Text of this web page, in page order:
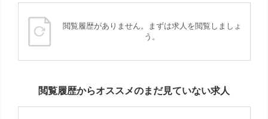
閲覧履歴がありません。まずは求人を閲覧しましょ
う。
閲覧履歴からオススメのまだ見ていない求人